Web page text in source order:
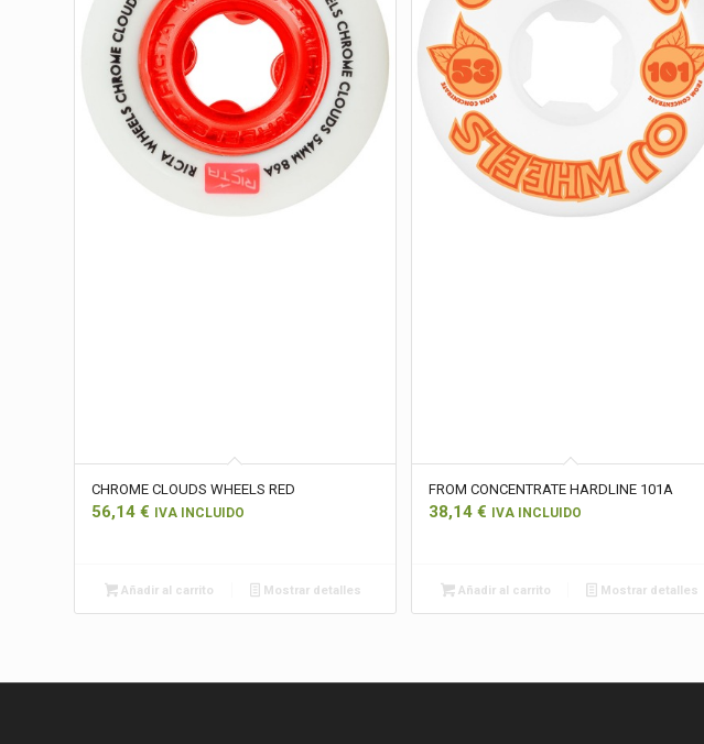
CHROME CLOUDS WHEELS RED
56,14 € IVA INCLUIDO
Añadir al carrito Mostrar detalles
FROM CONCENTRATE HARDLINE 101A
38,14 € IVA INCLUIDO
Añadir al carrito Mostrar detalles